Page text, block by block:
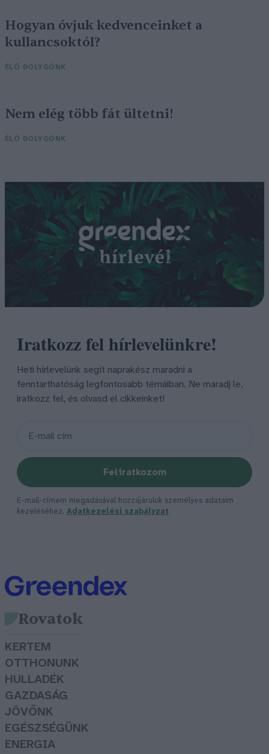
Hogyan óvjuk kedvenceinket a
kullancsoktól?
ÉLŐ BOLYGÓNK
Nem elég több fát ültetni!
ÉLŐ BOLYGÓNK
Iratkozz fel hírlevelünkre!
Heti hírlevelünk segít naprakész maradni a
fenntarthatóság legfontosabb témáiban. Ne maradj le,
iratkozz fel, és olvasd el cikkeinket!
Feliratkozom
E-mail-címem megadásával hozzájárulok személyes adataim
kezeléséhez. Adatkezelési szabályzat
Rovatok
KERTEM
OTTHONUNK
HULLADÉK
GAZDASÁG
JÖVŐNK
EGÉSZSÉGÜNK
ENERGIA